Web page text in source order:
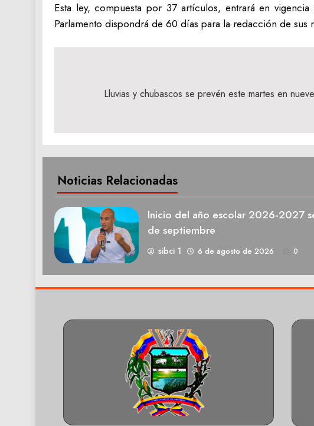
Esta ley, compuesta por 37 artículos, entrará en
Parlamento dispondrá de 60 días para la redacción de sus
Lluvias y chubascos se prevén este martes en
Noticias Relacionadas
Inicio del año escolar 2026-2027
de septiembre
sibci 1 6 de agosto de 2026 0